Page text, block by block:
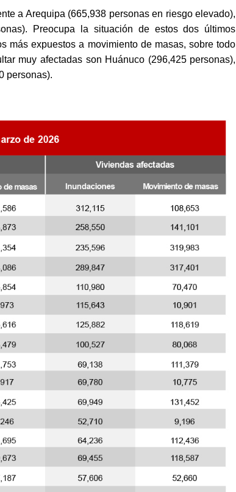
a Arequipa (665,938 personas en riesgo elevado),
Preocupa la situación de estos dos últimos
más expuestos a movimiento de masas, sobre todo
muy afectadas son Huánuco (296,425 personas),
personas).